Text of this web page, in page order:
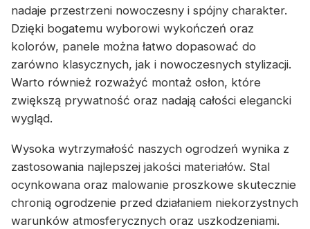
nadaje przestrzeni nowoczesny i spójny charakter.
Dzięki bogatemu wyborowi wykończeń oraz
kolorów, panele można łatwo dopasować do
zarówno klasycznych, jak i nowoczesnych stylizacji.
Warto również rozważyć montaż osłon, które
zwiększą prywatność oraz nadają całości elegancki
wygląd.
Wysoka wytrzymałość naszych ogrodzeń wynika z
zastosowania najlepszej jakości materiałów. Stal
ocynkowana oraz malowanie proszkowe skutecznie
chronią ogrodzenie przed działaniem niekorzystnych
warunków atmosferycznych oraz uszkodzeniami.